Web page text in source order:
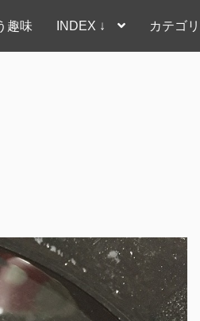
趣味 INDEX ↓ カテゴ